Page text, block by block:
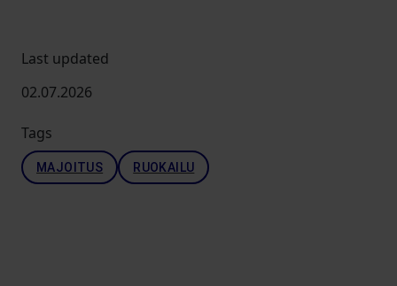
Last updated
02.07.2026
Tags
MAJOITUS RUOKAILU